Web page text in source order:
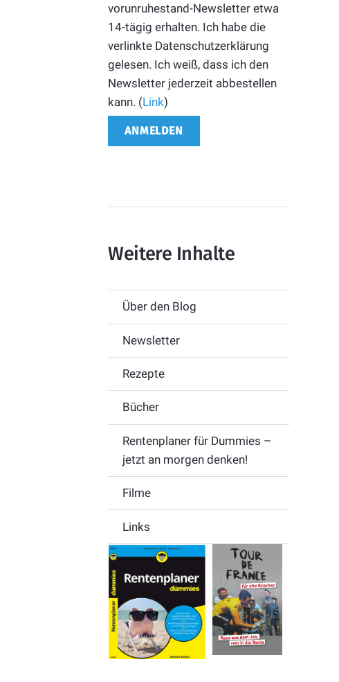
vorunruhestand-Newsletter etwa
14-tägig erhalten. Ich habe die
verlinkte Datenschutzerklärung
gelesen. Ich weiß, dass ich den
Newsletter jederzeit abbestellen
kann. (Link)
Weitere Inhalte
Über den Blog
Newsletter
Rezepte
Bücher
Rentenplaner für Dummies –
jetzt an morgen denken!
Filme
Links